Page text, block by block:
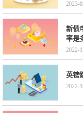
2023-
新债
率是
2022-
英镑
2022-